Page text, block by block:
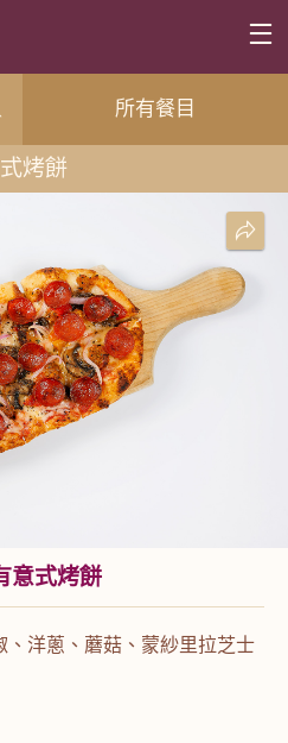
所有餐目
烤餅
意式烤餅
洋蔥、蘑菇、蒙紗里拉芝士